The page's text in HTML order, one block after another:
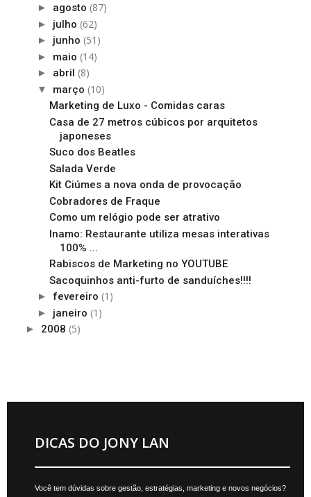
► agosto (87)
► julho (62)
► junho (51)
► maio (14)
► abril (8)
▼ março (10)
Marketing de Luxo - Comidas caras
Casa de 27 metros cúbicos por arquitetos
japoneses
Suco dos Beatles
Salada Verde
Kit Ciúmes a nova onda de provocação
Cobradores de Fraque
Como um relógio pode ser atrativo
Inamo: Restaurante utiliza mesas interativas
100% ...
Rabiscos de Marketing no YOUTUBE
Sacoquinhos anti-furto de sanduíches!!!!
► fevereiro (1)
► janeiro (1)
► 2008 (5)
DICAS DO JONY LAN
Você tem dúvidas sobre gestão, estratégias, marketing e novos negócios?